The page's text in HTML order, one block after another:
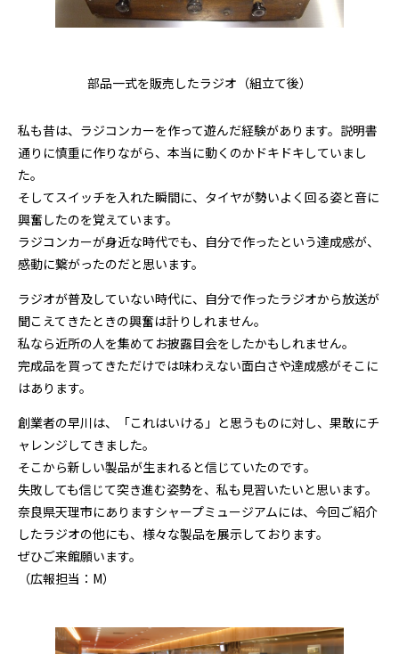
部品一式を販売したラジオ（組立て後）
私も昔は、ラジコンカーを作って遊んだ経験があります。説明書
通りに慎重に作りながら、本当に動くのかドキドキしていまし
た。
そしてスイッチを入れた瞬間に、タイヤが勢いよく回る姿と音に
興奮したのを覚えています。
ラジコンカーが身近な時代でも、自分で作ったという達成感が、
感動に繋がったのだと思います。
ラジオが普及していない時代に、自分で作ったラジオから放送が
聞こえてきたときの興奮は計りしれません。
私なら近所の人を集めてお披露目会をしたかもしれません。
完成品を買ってきただけでは味わえない面白さや達成感がそこに
はあります。
創業者の早川は、「これはいける」と思うものに対し、果敢にチ
ャレンジしてきました。
そこから新しい製品が生まれると信じていたのです。
失敗しても信じて突き進む姿勢を、私も見習いたいと思います。
奈良県天理市にありますシャープミュージアムには、今回ご紹介
したラジオの他にも、様々な製品を展示しております。
ぜひご来館願います。
（広報担当：M）